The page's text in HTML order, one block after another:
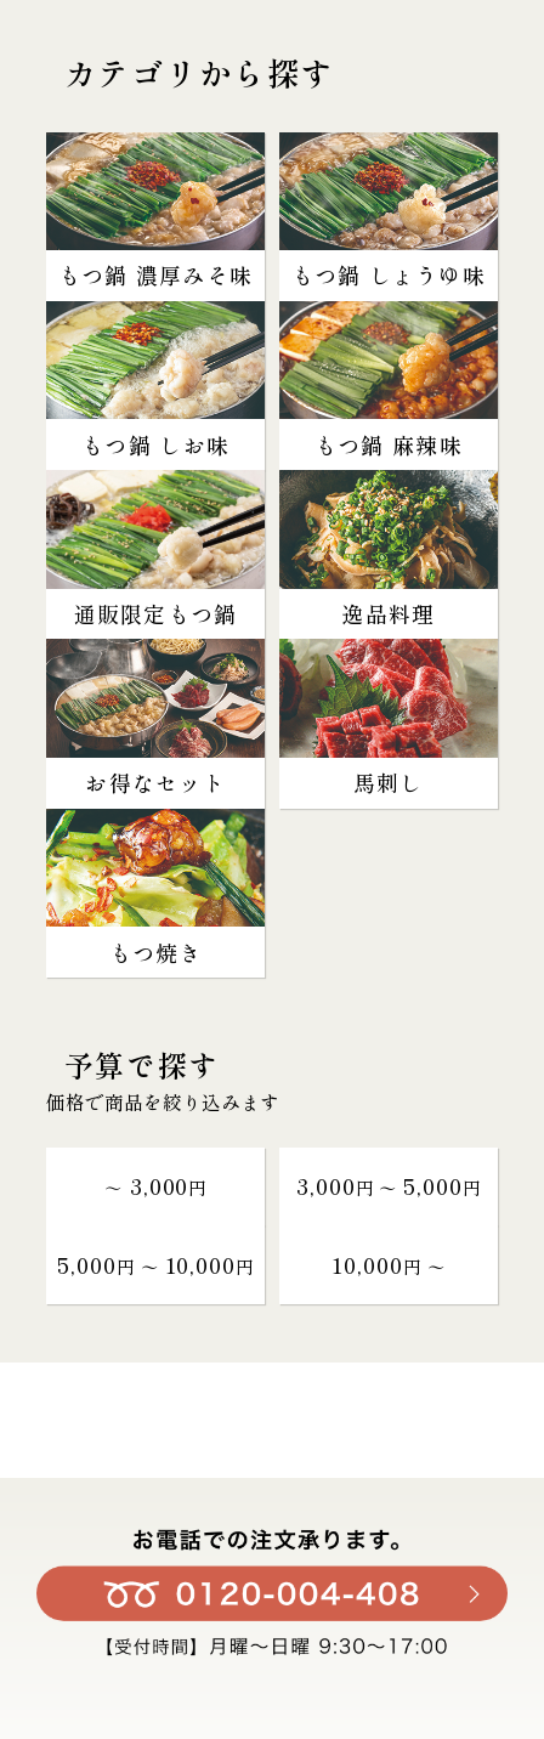
カテゴリから探す
もつ鍋 濃厚みそ味 もつ鍋 しょうゆ味
もつ鍋 しお味 もつ鍋 麻辣味
通販限定もつ鍋 逸品料理
お得なセット 馬刺し
もつ焼き
予算で探す
価格で商品を絞り込みます
～ 3,000円 3,000円 〜 5,000円
5,000円 〜 10,000円 10,000円 〜